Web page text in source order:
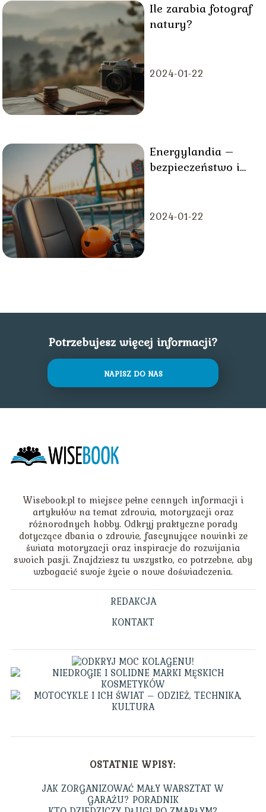
Ile zarabia fotograf
natury?
2024-01-22
Energylandia –
bezpieczeństwo i
2024-01-22
Potrzebujesz więcej informacji?
NAPISZ DO NAS
Wisebook.pl to miejsce pełne cennych informacji i
artykułów na temat zdrowia, motoryzacji oraz
różnorodnych hobby. Odkryj praktyczne porady
dotyczące dbania o zdrowie, fascynujące nowinki ze
świata motoryzacji oraz inspiracje do rozwijania
swoich pasji. Znajdziesz tu wszystko, co potrzebne, aby
wzbogacić swoje życie o nowe doświadczenia.
REDAKCJA
KONTAKT
OSTATNIE WPISY:
JAK ZORGANIZOWAĆ MAŁY WARSZTAT W
GARAŻU? PORADNIK